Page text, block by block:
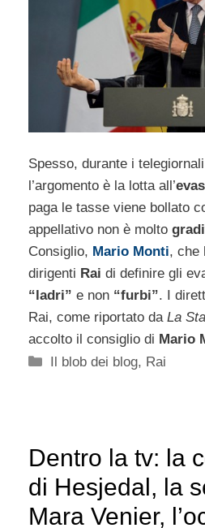
Spesso, durante i telegiornali
l’argomento è la lotta all’
paga le tasse viene bollato
appellativo non è molto
Consiglio, Mario Monti, che
dirigenti Rai di definire gli
“ladri” e non “furbi”. I
Rai, come riportato da La
accolto il consiglio di Mario
Categorie
Il blob dei blog, Rai
Dentro la tv: la
di Hesjedal, la
Mara Venier,